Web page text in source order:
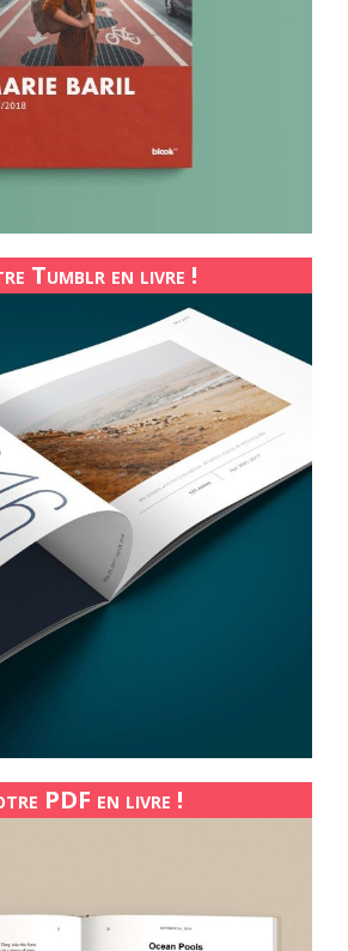
Tumblr en livre !
PDF en livre !